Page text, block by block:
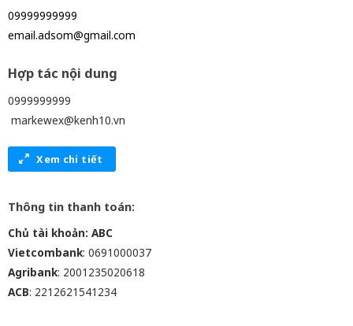
09999999999
email.adsom@gmail.com
Hợp tác nội dung
0999999999
markewex@kenh10.vn
Xem chi tiết
Thông tin thanh toán:
Chủ tài khoản: ABC
Vietcombank: 0691000037
Agribank: 2001235020618
ACB: 2212621541234